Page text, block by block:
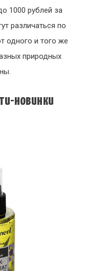
1000 рублей за
различаться по
одного и того же
природных
новинки